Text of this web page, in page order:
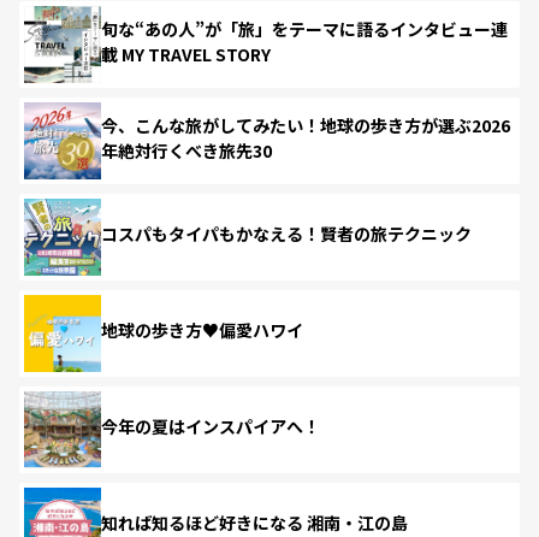
旬な“あの人”が「旅」をテーマに語るインタビュー連
載 MY TRAVEL STORY
今、こんな旅がしてみたい！地球の歩き方が選ぶ2026
年絶対行くべき旅先30
コスパもタイパもかなえる！賢者の旅テクニック
地球の歩き方♥偏愛ハワイ
今年の夏はインスパイアへ！
知れば知るほど好きになる 湘南・江の島